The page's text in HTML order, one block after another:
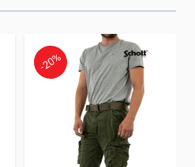
-20%